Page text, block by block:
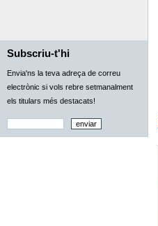
Subscriu-t'hi
Envia'ns la teva adreça de correu
electrònic si vols rebre setmanalment
els titulars més destacats!